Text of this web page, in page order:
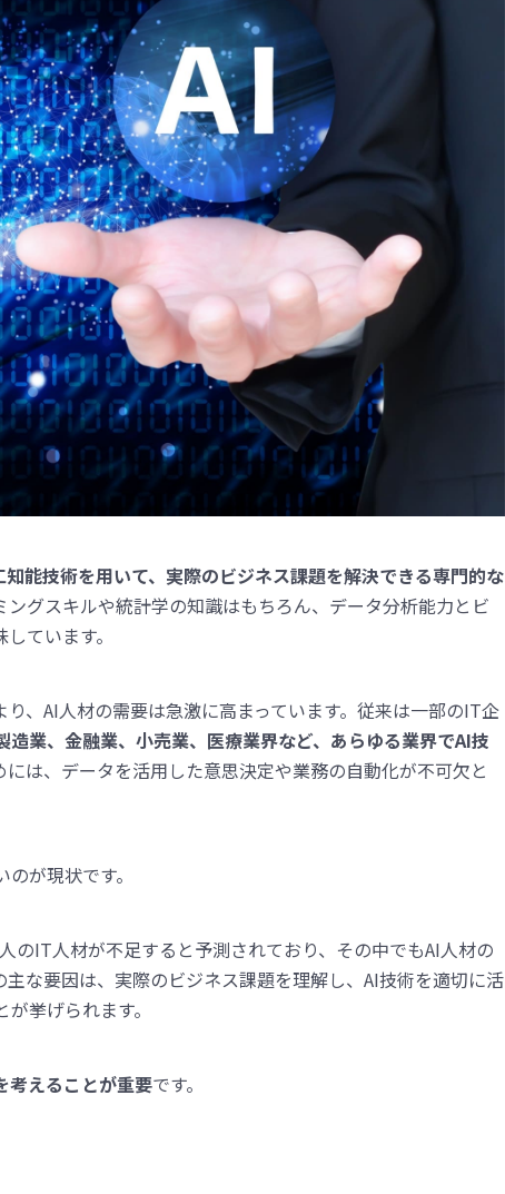
能技術を用いて、実際のビジネス課題を解決できる専門的な
ングスキルや統計学の知識はもちろん、データ分析能力とビ
ています。
、AI人材の需要は急激に高まっています。従来は一部のIT企
造業、金融業、小売業、医療業界など、あらゆる業界でAI技
は、データを活用した意思決定や業務の自動化が不可欠と
が現状です。
のIT人材が不足すると予測されており、その中でもAI人材の
な要因は、実際のビジネス課題を理解し、AI技術を適切に活
挙げられます。
考えることが重要です。